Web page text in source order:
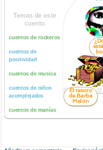
Temas de este
cuento
cuentos de rockeros
cuentos de
positividad
cuentos de musica
cuentos de niños
acomplejados
cuentos de manías
El tesoro
de Barba
Melón